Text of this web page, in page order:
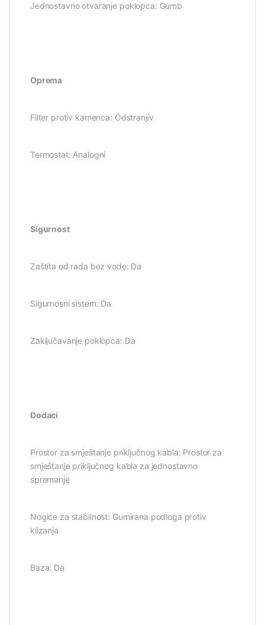
Jednostavno otvaranje poklopca: Gumb
Oprema
Filter protiv kamenca: Odstranjiv
Termostat: Analogni
Sigurnost
Zaštita od rada bez vode: Da
Sigurnosni sistem: Da
Zaključavanje poklopca: Da
Dodaci
Prostor za smještanje priključnog kabla: Prostor za
smještanje priključnog kabla za jednostavno
spremanje
Nogice za stabilnost: Gumirana podloga protiv
klizanja
Baza: Da